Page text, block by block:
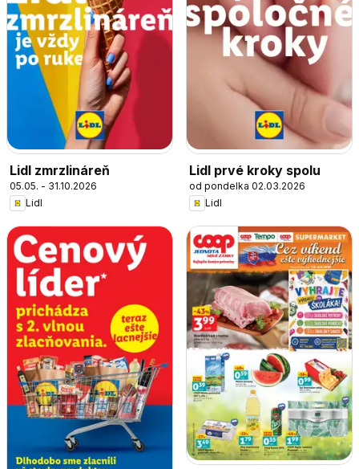
Lidl zmrzlináreň
05.05. - 31.10.2026
Lidl
Lidl prvé kroky spolu
od pondelka 02.03.2026
Lidl